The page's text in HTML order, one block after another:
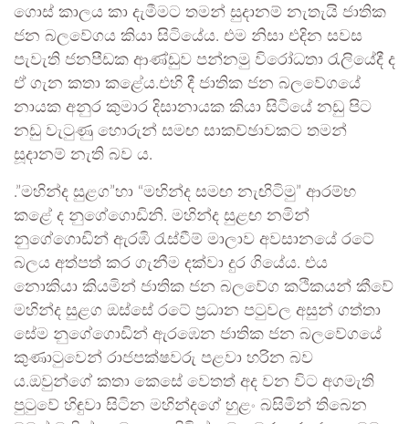
ගොස් කාලය කා දැමීමට තමන් සුදානම් නැතැයි ජාතික
ජන බලවේගය කියා සිටියේය. එම නිසා එදින සවස
පැවැති ජනපීඩක ආණ්ඩුව පන්නමු විරෝධතා රැලියේදී ද
ඒ ගැන කතා කළේය.එහි දී ජාතික ජන බලවේගයේ
නායක අනුර කුමාර දිසානායක කියා සිටියේ නඩු පිට
නඩු වැටුණු හොරුන් සමඟ සාකච්ඡාවකට තමන්
සූදානම් නැති බව ය.
.”මහින්ද සුළග”හා “මහින්ද සමඟ නැඟිටිමු” ආරම්භ
කළේ ද නුගේගොඩිනි. මහින්ද සුළඟ නමින්
නුගේගොඩින් ඇරඹි රැස්වීම් මාලාව අවසානයේ රටේ
බලය අත්පත් කර ගැනීම දක්වා දුර ගියේය. එය
නොකියා කියමින් ජාතික ජන බලවේග කථිකයන් කීවේ
මහින්ද සුළග ඔස්සේ රටේ ප්‍රධාන පටුවල අසුන් ගත්තා
සේම නුගේගොඩින් ඇරඹෙන ජාතික ජන බලවේගයේ
කුණාටුවෙන් රාජපක්ෂවරු පළවා හරින බව
ය.ඔවුන්ගේ කතා කෙසේ වෙතත් අද වන විට අගමැති
පුටුවේ හිඳුවා සිටින මහින්දගේ හුළං බසිමින් තිබෙන